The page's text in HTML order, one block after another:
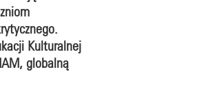
Kulturalnej
globalną